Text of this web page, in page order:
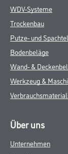
WDV-Systeme
Trockenbau
Putze- und
Bodenbeläge
Wand- &
Werkzeug &
Über uns
Unternehmen